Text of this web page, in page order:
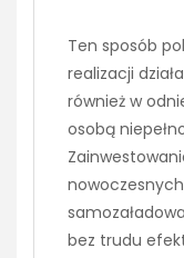
Ten sposób
realizacji
również w
osobą
bez trudu